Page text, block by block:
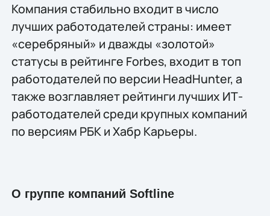
Компания стабильно входит в число
лучших работодателей страны: имеет
«серебряный» и дважды «золотой»
статусы в рейтинге Forbes, входит в топ
работодателей по версии HeadHunter, а
также возглавляет рейтинги лучших ИТ-
работодателей среди крупных компаний
по версиям РБК и Хабр Карьеры.
О группе компаний Softline